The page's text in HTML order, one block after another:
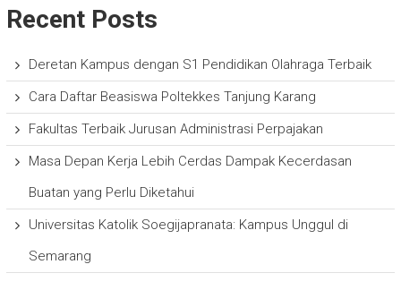
Recent Posts
Deretan Kampus dengan S1 Pendidikan Olahraga Terbaik
Cara Daftar Beasiswa Poltekkes Tanjung Karang
Fakultas Terbaik Jurusan Administrasi Perpajakan
Masa Depan Kerja Lebih Cerdas Dampak Kecerdasan
Buatan yang Perlu Diketahui
Universitas Katolik Soegijapranata: Kampus Unggul di
Semarang